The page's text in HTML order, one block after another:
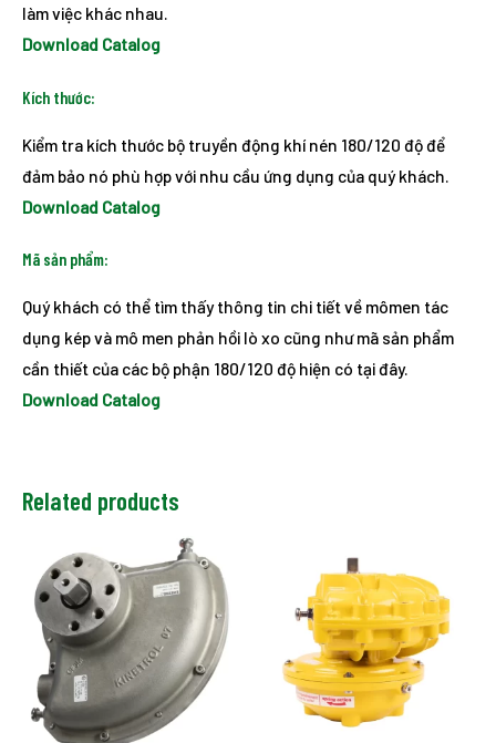
làm việc khác nhau.
Download Catalog
Kích thước:
Kiểm tra kích thước bộ truyền động khí nén 180/120 độ để
đảm bảo nó phù hợp với nhu cầu ứng dụng của quý khách.
Download Catalog
Mã sản phẩm:
Quý khách có thể tìm thấy thông tin chi tiết về mômen tác
dụng kép và mô men phản hồi lò xo cũng như mã sản phẩm
cần thiết của các bộ phận 180/120 độ hiện có tại đây.
Download Catalog
Related products